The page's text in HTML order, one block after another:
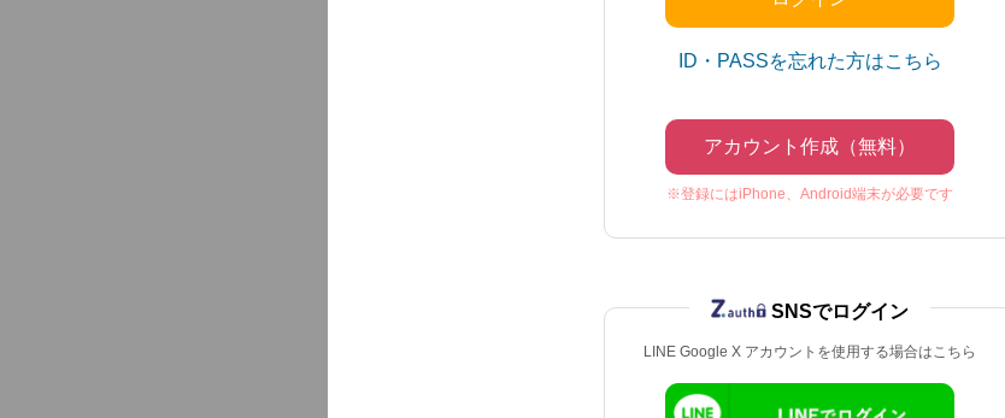
ID・PASSを忘れた方はこちら
アカウント作成（無料）
※登録にはiPhone、Android端末が必要です
LINE Google X アカウントを使用する場合はこちら
SNSでログイン